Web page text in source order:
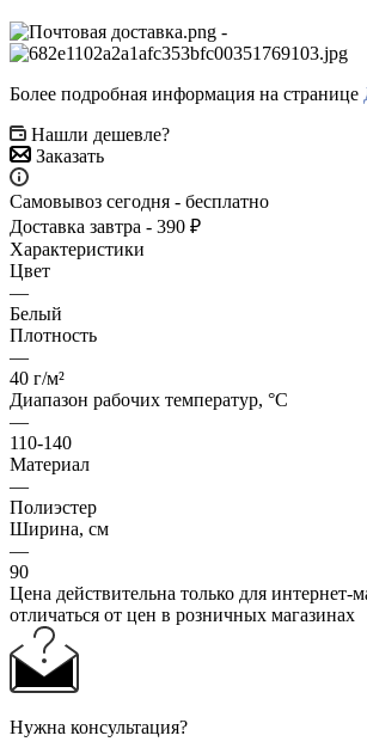
-
Более подробная информация на странице
Нашли дешевле?
Заказать
Самовывоз сегодня - бесплатно
Доставка завтра - 390 ₽
Характеристики
Цвет
—
Белый
Плотность
—
40 г/м²
Диапазон рабочих температур, °С
—
110-140
Материал
—
Полиэстер
Ширина, см
—
90
Цена действительна только для интернет-
отличаться от цен в розничных магазинах
Нужна консультация?